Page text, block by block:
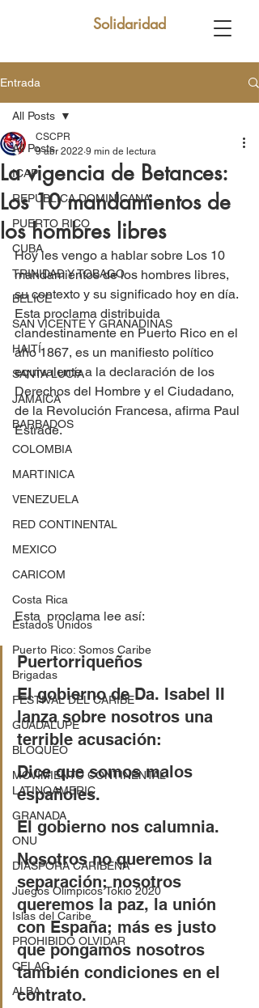
Solidaridad
Entrada
All Posts
ICAP
REPUBLICA DOMINICANA
PUERTO RICO
CUBA
TRINIDAD Y TOBAGO
BELICE
SAN VICENTE Y GRANADINAS
HAITÍ
SANTA LUCÍA
JAMAICA
BARBADOS
COLOMBIA
MARTINICA
VENEZUELA
RED CONTINENTAL
MEXICO
CARICOM
Costa Rica
Estados Unidos
Puerto Rico: Somos Caribe
Brigadas
FESTIVAL DEL CARIBE
GUADALUPE
BLOQUEO
MOVIMIENTO CONTINENTAL
LATINOAMERIC
GRANADA
ONU
DIÁSPORA CARIBEÑA
Juegos Olímpicos Tokio 2020
Islas del Caribe
PROHIBIDO OLVIDAR
CELAC
ALBA
All Posts
La vigencia de Betances:
Los 10 mandamientos de
los hombres libres
CSCPR
9 abr 2022 9 min de lectura
Hoy les vengo a hablar sobre Los 10
mandamientos de los hombres libres,
su contexto y su significado hoy en día.
Esta proclama distribuida
clandestinamente en Puerto Rico en el
año 1867, es un manifiesto político
equivalente a la declaración de los
Derechos del Hombre y el Ciudadano,
de la Revolución Francesa, afirma Paul
Estrade.
Esta  proclama lee así:
Puertorriqueños
El gobierno de Da. Isabel II
lanza sobre nosotros una
terrible acusación:
Dice que somos malos
españoles.
El gobierno nos calumnia.
Nosotros no queremos la
separación; nosotros
queremos la paz, la unión
con España; más es justo
que pongamos nosotros
también condiciones en el
contrato.